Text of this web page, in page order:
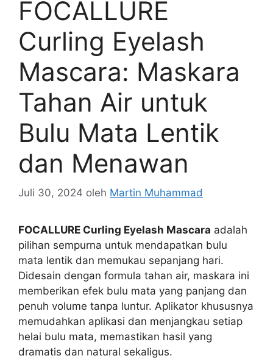
FOCALLURE
Curling Eyelash
Mascara: Maskara
Tahan Air untuk
Bulu Mata Lentik
dan Menawan
Juli 30, 2024 oleh Martin Muhammad
FOCALLURE Curling Eyelash Mascara adalah
pilihan sempurna untuk mendapatkan bulu
mata lentik dan memukau sepanjang hari.
Didesain dengan formula tahan air, maskara ini
memberikan efek bulu mata yang panjang dan
penuh volume tanpa luntur. Aplikator khususnya
memudahkan aplikasi dan menjangkau setiap
helai bulu mata, memastikan hasil yang
dramatis dan natural sekaligus.